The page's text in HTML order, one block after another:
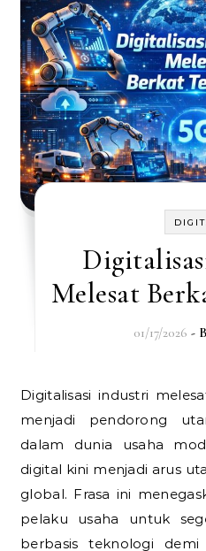
Melesat
01/17/2026 -
Digitalisasi industri melesat berkat teknologi telah
menjadi pendorong
dalam dunia usaha
digital kini menjadi arus
global. Frasa ini
pelaku usaha untuk
berbasis teknologi